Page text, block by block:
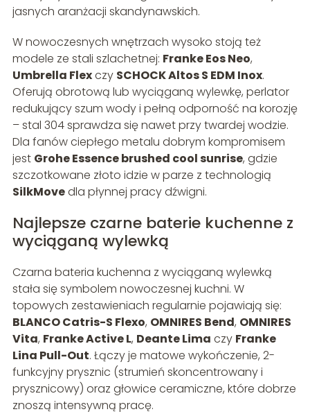
jasnych aranżacji skandynawskich.
W nowoczesnych wnętrzach wysoko stoją też
modele ze stali szlachetnej: Franke Eos Neo,
Umbrella Flexczy SCHOCK Altos S EDM Inox.
Oferują obrotową lub wyciąganą wylewkę, perlator
redukujący szum wody i pełną odporność na korozję
– stal 304 sprawdza się nawet przy twardej wodzie.
Dla fanów ciepłego metalu dobrym kompromisem
jest Grohe Essence brushed cool sunrise, gdzie
szczotkowane złoto idzie w parze z technologią
SilkMovedla płynnej pracy dźwigni.
Najlepsze czarne baterie kuchenne z
wyciąganą wylewką
Czarna bateria kuchenna z wyciąganą wylewką
stała się symbolem nowoczesnej kuchni. W
topowych zestawieniach regularnie pojawiają się:
BLANCO Catris-S Flexo, OMNIRES Bend, OMNIRES
Vita, Franke Active L, Deante Lima czy Franke
Lina Pull-Out. Łączy je matowe wykończenie, 2-
funkcyjny prysznic (strumień skoncentrowany i
prysznicowy) oraz głowice ceramiczne, które dobrze
znoszą intensywną pracę.